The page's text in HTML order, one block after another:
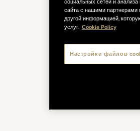
социальных сетей и
сайта с нашими партнерами
другой информацией,
услуг. Cookie Policy
Настройки файлов